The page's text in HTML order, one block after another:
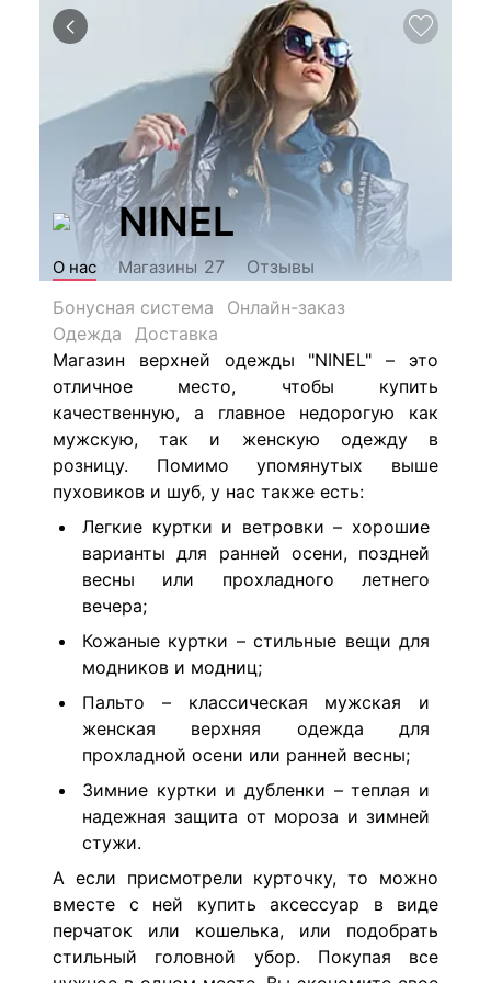
NINEL
О нас Магазины 27
Отзывы
Бонусная система
Онлайн-заказ
Одежда
Доставка
Магазин верхней одежды "NINEL" – это
отличное место, чтобы купить
качественную, а главное недорогую как
мужскую, так и женскую одежду в
розницу. Помимо упомянутых выше
пуховиков и шуб, у нас также есть:
Легкие куртки и ветровки – хорошие
варианты для ранней осени, поздней
весны или прохладного летнего
вечера;
Кожаные куртки – стильные вещи для
модников и модниц;
Пальто – классическая мужская и
женская верхняя одежда для
прохладной осени или ранней весны;
Зимние куртки и дубленки – теплая и
надежная защита от мороза и зимней
стужи.
А если присмотрели курточку, то можно
вместе с ней купить аксессуар в виде
перчаток или кошелька, или подобрать
стильный головной убор. Покупая все